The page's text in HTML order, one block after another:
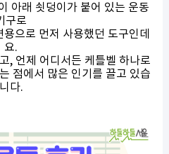
아래 쇳덩이가 붙어 있는 운동
구로
으로 먼저 사용했던 도구인데
요.
, 언제 어디서든 케틀벨 하나로
점에서 많은 인기를 끌고 있습
니다.